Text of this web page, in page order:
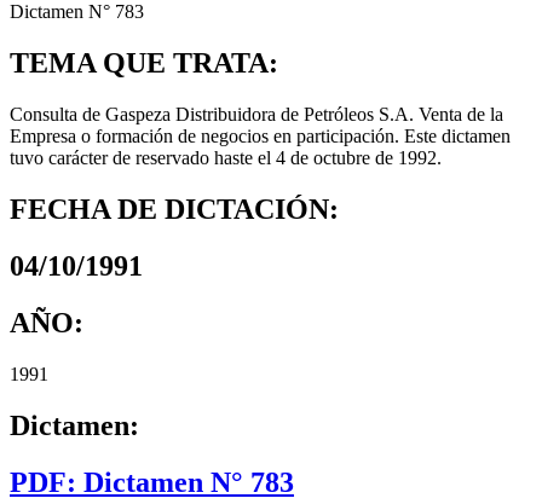
Dictamen N° 783
TEMA QUE TRATA:
Consulta de Gaspeza Distribuidora de Petróleos S.A. Venta de la
Empresa o formación de negocios en participación. Este dictamen
tuvo carácter de reservado haste el 4 de octubre de 1992.
FECHA DE DICTACIÓN:
04/10/1991
AÑO:
1991
Dictamen:
PDF: Dictamen N° 783